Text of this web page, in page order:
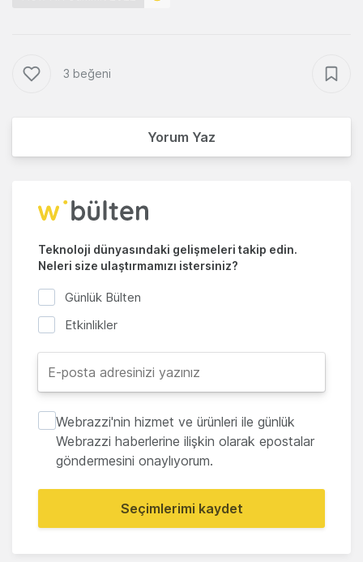
3 beğeni
Yorum Yaz
Teknoloji dünyasındaki gelişmeleri takip edin.
Neleri size ulaştırmamızı istersiniz?
Günlük Bülten
Etkinlikler
Webrazzi'nin hizmet ve ürünleri ile günlük
Webrazzi haberlerine ilişkin olarak epostalar
göndermesini onaylıyorum.
Seçimlerimi kaydet